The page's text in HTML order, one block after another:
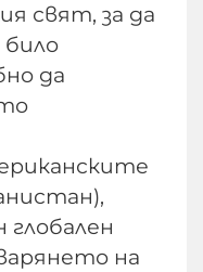
свят, за да
да
на